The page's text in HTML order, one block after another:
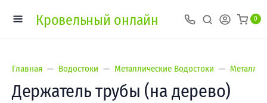
Кровельный онлайн 0
Главная Водостоки Металлические Водостоки Металл
Держатель трубы (на дерево)